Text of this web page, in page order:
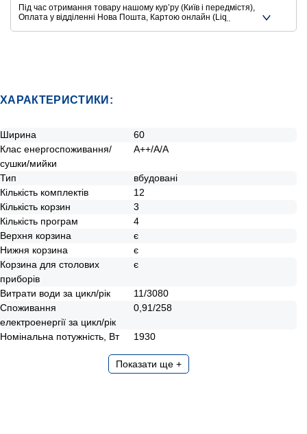
Під час отримання товару нашому курʼру (Київ і передмістя),
Оплата у відділенні Нова Пошта, Картою онлайн (Liqpay,
ХАРАКТЕРИСТИКИ:
Ширина
60
Клас енергоспоживання/
сушки/мийки
А++/А/А
Тип
вбудовані
Кількість комплектів
12
Кількість корзин
3
Кількість програм
4
Верхня корзина
є
Нижня корзина
є
Корзина для столових
приборів
є
Витрати води за цикл/рік
11/3080
Споживання
електроенергії за цикл/рік
0,91/258
Номінальна потужність, Вт 1930
Показати ще +